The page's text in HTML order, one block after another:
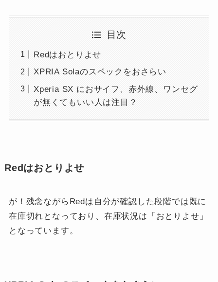
目次
Redはおとりよせ
XPRIA Solaのスペックをおさらい
Xperia SX におサイフ、赤外線、ワンセグ
が無くてもいい人は注目？
Redはおとりよせ
が！残念ながらRedは自分が確認した段階では既に
在庫切れとなっており、在庫状況は「おとりよせ」
となっています。